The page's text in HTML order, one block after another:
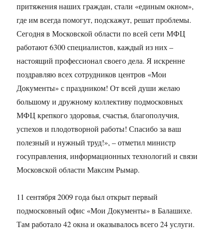
притяжения наших граждан, стали «единым окном»,
где им всегда помогут, подскажут, решат проблемы.
Сегодня в Московской области по всей сети МФЦ
работают 6300 специалистов, каждый из них –
настоящий профессионал своего дела. Я искренне
поздравляю всех сотрудников центров «Мои
Документы» с праздником! От всей души желаю
большому и дружному коллективу подмосковных
МФЦ крепкого здоровья, счастья, благополучия,
успехов и плодотворной работы! Спасибо за ваш
полезный и нужный труд!», – отметил министр
госуправления, информационных технологий и связи
Московской области Максим Рымар.
11 сентября 2009 года был открыт первый
подмосковный офис «Мои Документы» в Балашихе.
Там работало 42 окна и оказывалось всего 24 услуги.